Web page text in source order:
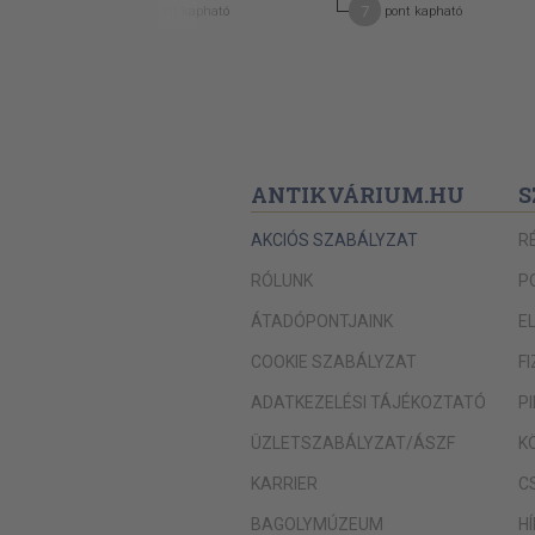
pont kapható pont kapható
ANTIKVÁRIUM.HU
AKCIÓS SZABÁLYZAT
RÓLUNK
ÁTADÓPONTJAINK
COOKIE SZABÁLYZAT
ADATKEZELÉSI TÁJÉKOZTATÓ
ÜZLETSZABÁLYZAT/ÁSZF
KARRIER
BAGOLYMÚZEUM